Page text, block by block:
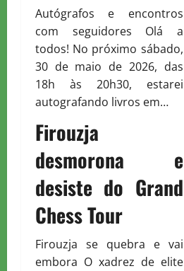
Autógrafos e encontros
com seguidores Olá a
todos! No próximo sábado,
30 de maio de 2026, das
18h às 20h30, estarei
autografando livros em…
Firouzja
desmorona e
desiste do Grand
Chess Tour
Firouzja se quebra e vai
embora O xadrez de elite